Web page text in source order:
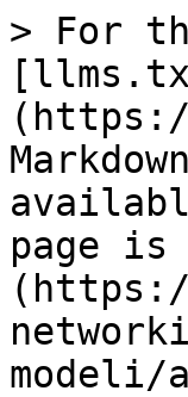
> For
page is
modeli/